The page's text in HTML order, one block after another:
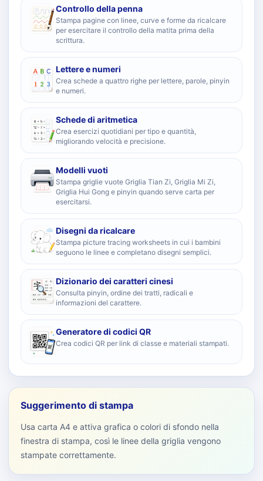
Controllo della penna
Stampa pagine con linee, curve e forme da ricalcare
per esercitare il controllo della matita prima della
scrittura.
Lettere e numeri
Crea schede a quattro righe per lettere, parole, pinyin
e numeri.
Schede di aritmetica
Crea esercizi quotidiani per tipo e quantità,
migliorando velocità e precisione.
Modelli vuoti
Stampa griglie vuote Griglia Tian Zi, Griglia Mi Zi,
Griglia Hui Gong e pinyin quando serve carta per
esercitarsi.
Disegni da ricalcare
Stampa picture tracing worksheets in cui i bambini
seguono le linee e completano disegni semplici.
Dizionario dei caratteri cinesi
Consulta pinyin, ordine dei tratti, radicali e
informazioni del carattere.
Generatore di codici QR
Crea codici QR per link di classe e materiali stampati.
Suggerimento di stampa
Usa carta A4 e attiva grafica o colori di sfondo nella
finestra di stampa, così le linee della griglia vengono
stampate correttamente.